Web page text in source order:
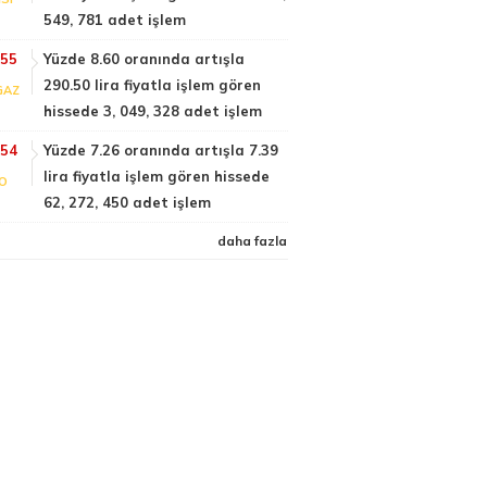
549, 781 adet işlem
Yüzde 8.60 oranında artışla
290.50 lira fiyatla işlem gören
hissede 3, 049, 328 adet işlem
Yüzde 7.26 oranında artışla 7.39
lira fiyatla işlem gören hissede
62, 272, 450 adet işlem
daha fazla